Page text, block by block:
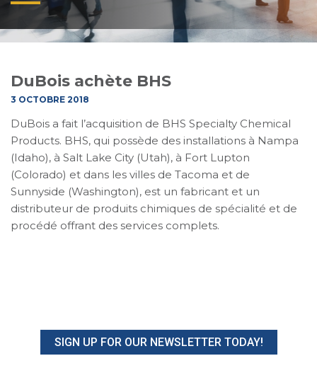
DuBois achète BHS
3 OCTOBRE 2018
DuBois a fait l’acquisition de BHS Specialty Chemical
Products. BHS, qui possède des installations à Nampa
(Idaho), à Salt Lake City (Utah), à Fort Lupton
(Colorado) et dans les villes de Tacoma et de
Sunnyside (Washington), est un fabricant et un
distributeur de produits chimiques de spécialité et de
procédé offrant des services complets.
SIGN UP FOR OUR NEWSLETTER TODAY!